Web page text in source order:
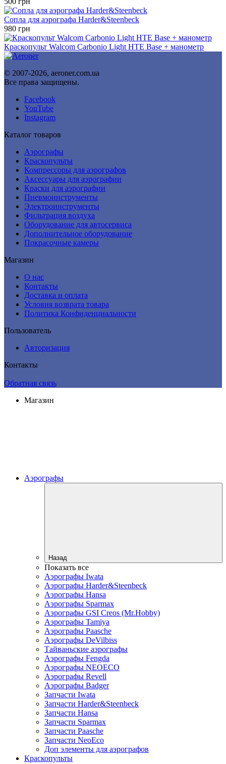
Сопла для аэрографа Harder&Steenbeck
980 грн
Краскопульт Walcom Carbonio Light HTE Base + манометр
© 2007-2026, aeroner.com.ua
Все права защищены.
Facebook
YouTube
Instagram
Каталог товаров
Аэрографы
Краскопульты
Компрессоры для аэрографов
Аксессуары для аэрографии
Краски для аэрографии
Пневмоинструменты
Электроинструменты
Фильтрация воздуха
Оборудование для автосервиса
Дополнительное оборудование
Покрасочные камеры
Магазин
О нас
Контакты
Доставка и оплата
Условия возврата товара
Политика Конфиденциальности
Пользователь
Авторизация
Контакты
Обратная связь
Магазин
Аэрографы
Назад
Показать все
Аэрографы Iwata
Аэрографы Harder&Steenbeck
Аэрографы Hansa
Аэрографы Sparmax
Аэрографы GSI Creos (Mr.Hobby)
Аэрографы Tamiya
Аэрографы Paasche
Аэрографы DeVilbiss
Тайваньские аэрографы
Аэрографы Fengda
Аэрографы NEOECO
Аэрографы Revell
Аэрографы Badger
Запчасти Iwata
Запчасти Harder&Steenbeck
Запчасти Hansa
Запчасти Sparmax
Запчасти Paasche
Запчасти NeoEco
Доп элементы для аэрографов
Краскопульты